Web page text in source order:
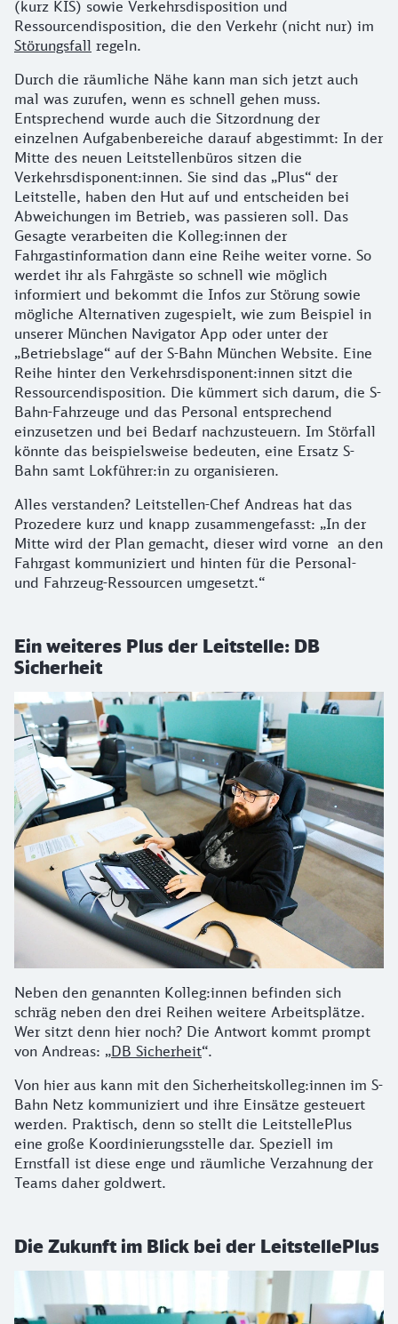
(kurz KIS) sowie Verkehrsdisposition und
Ressourcendisposition, die den Verkehr (nicht nur) im
Störungsfall regeln.
Durch die räumliche Nähe kann man sich jetzt auch
mal was zurufen, wenn es schnell gehen muss.
Entsprechend wurde auch die Sitzordnung der
einzelnen Aufgabenbereiche darauf abgestimmt: In der
Mitte des neuen Leitstellenbüros sitzen die
Verkehrsdisponent:innen. Sie sind das „Plus“ der
Leitstelle, haben den Hut auf und entscheiden bei
Abweichungen im Betrieb, was passieren soll. Das
Gesagte verarbeiten die Kolleg:innen der
Fahrgastinformation dann eine Reihe weiter vorne. So
werdet ihr als Fahrgäste so schnell wie möglich
informiert und bekommt die Infos zur Störung sowie
mögliche Alternativen zugespielt, wie zum Beispiel in
unserer München Navigator App oder unter der
„Betriebslage“ auf der S-Bahn München Website. Eine
Reihe hinter den Verkehrsdisponent:innen sitzt die
Ressourcendisposition. Die kümmert sich darum, die S-
Bahn-Fahrzeuge und das Personal entsprechend
einzusetzen und bei Bedarf nachzusteuern. Im Störfall
könnte das beispielsweise bedeuten, eine Ersatz S-
Bahn samt Lokführer:in zu organisieren.
Alles verstanden? Leitstellen-Chef Andreas hat das
Prozedere kurz und knapp zusammengefasst: „In der
Mitte wird der Plan gemacht, dieser wird vorne an den
Fahrgast kommuniziert und hinten für die Personal-
und Fahrzeug-Ressourcen umgesetzt.“
Ein weiteres Plus der Leitstelle: DB
Sicherheit
Neben den genannten Kolleg:innen befinden sich
schräg neben den drei Reihen weitere Arbeitsplätze.
Wer sitzt denn hier noch? Die Antwort kommt prompt
von Andreas: „DB Sicherheit“.
Von hier aus kann mit den Sicherheitskolleg:innen im S-
Bahn Netz kommuniziert und ihre Einsätze gesteuert
werden. Praktisch, denn so stellt die LeitstellePlus
eine große Koordinierungsstelle dar. Speziell im
Ernstfall ist diese enge und räumliche Verzahnung der
Teams daher goldwert.
Die Zukunft im Blick bei der LeitstellePlus